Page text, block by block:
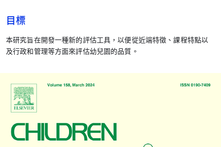
目標
本研究旨在開發一種新的評估工具，以便從近端特徵、課程特點以
及行政和管理等方面來評估幼兒園的品質。